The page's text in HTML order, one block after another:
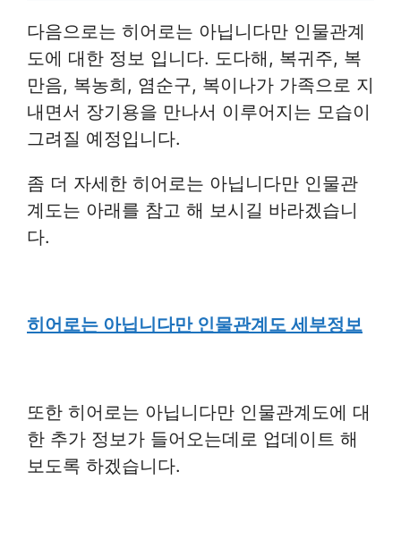
다음으로는 히어로는 아닙니다만 인물관계
도에 대한 정보 입니다. 도다해, 복귀주, 복
만음, 복농희, 염순구, 복이나가 가족으로 지
내면서 장기용을 만나서 이루어지는 모습이
그려질 예정입니다.
좀 더 자세한 히어로는 아닙니다만 인물관
계도는 아래를 참고 해 보시길 바라겠습니
다.
히어로는 아닙니다만 인물관계도 세부정보
또한 히어로는 아닙니다만 인물관계도에 대
한 추가 정보가 들어오는데로 업데이트 해
보도록 하겠습니다.